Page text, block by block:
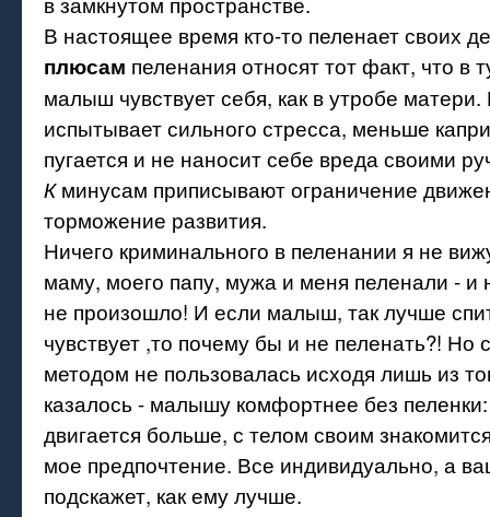
В настоящее время кто-то пеленает своих
плюсам пеленания относят тот факт, что в
малыш чувствует себя, как в утробе
испытывает сильного стресса, меньше
пугается и не наносит себе вреда своими
Кминусам приписывают ограничение
торможение развития.
Ничего криминального в пеленании я не
маму, моего папу, мужа и меня пеленали - и
не произошло! И если малыш, так лучше
чувствует ,то почему бы и не пеленать?! Но
методом не пользовалась исходя лишь из
казалось - малышу комфортнее без
двигается больше, с телом своим
мое предпочтение. Все индивидуально, а
подскажет, как ему лучше.